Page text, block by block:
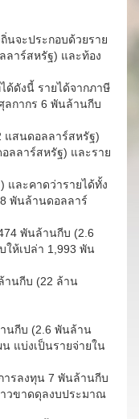
นจะประกอบด้วยราย
ลาร์สหรัฐ) และท้อง
ด้ดังนี้ รายได้จากภาษี
ลกากร 6 พันล้านกีบ
แสนดอลลาร์สหรัฐ)
ลลาร์สหรัฐ) และราย
และคาดว่ารายได้ทั้ง
พันล้านดอลลาร์
พันล้านกีบ (2.6
ห้เปล่า 1,993 พัน
านกีบ (22 ล้าน
นกีบ (2.6 พันล้าน
แบ่งเป็นรายจ่ายใน
ารลงทุน 7 พันล้านกีบ
วขาดดุลงบประมาณ